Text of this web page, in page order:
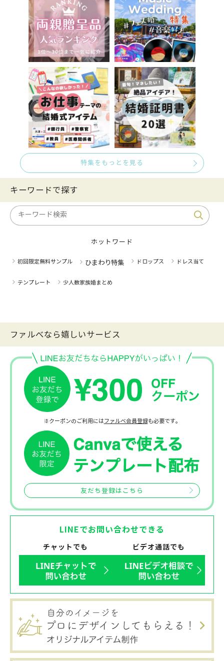
特集をもっとを見る
キーワードで探す
ホットワード
初回限定無料サンプル ひまわり特集 ドロップス ドレス当て
テンプレート 少人数家族婚まとめ
ファルべなら嬉しいサービス
※クーポンのご利用にはファルベ会員登録も必要です。
友だち登録はこちら
LINEでお問い合わせできる
チャットでも ビデオ通話でも